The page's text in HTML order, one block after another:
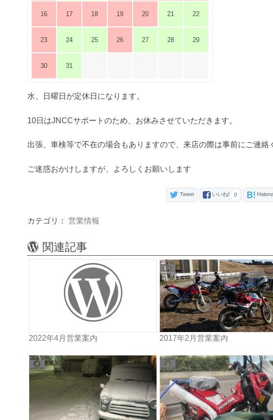
16 17 18 19 20 21 22
23 24 25 26 27 28 29
30 31
水、日曜日が定休日になります。
10日はJNCCサポートのため、お休みさせていただきます。
出張、車検等で不在の場合もありますので、来店の際は事前にご連絡
ご迷惑おかけしますが、よろしくお願いします
Tweet いいね! 0 B!
カテゴリ： 営業情報
関連記事
2022年4月営業案内 2017年2月営業案内